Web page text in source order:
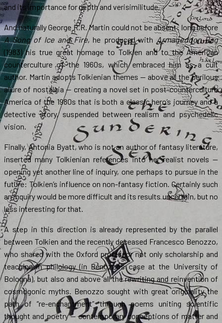
and its importance for depth and verisimilitude.
And naturally George R.R. Martin could not be absent: long before
A Song of Ice and Fire, he produced with Armageddon Rag
(1983) his true great homage to Tolkien and to the American
counterculture of the 1960s, which embraced him as a cult
author. Martin adopts Tolkienian themes — above all the perilous
allure of nostalgia — creating a novel set in post-counterculture
America of the 1980s that is both a classic hero’s journey and a
detective story, suspended between realism and psychedelic
vision.
Finally, Antonia Byatt, who is not an author of fantasy literature,
inserted many Tolkienian references into her realist novels —
opening yet another line of inquiry, one perhaps to pursue in the
future: Tolkien’s influence on non-fantasy fiction. Certainly such
an inquiry would be more difficult and its results uncertain, but no
less interesting for that.
A step in this direction is already represented by the parallel
between Tolkien and the recently deceased Francesco Benozzo,
who shared with the Oxford professor not only scholarship and
teaching in philology (in Benozzo’s case at the University of
Bologna), but also and above all the rewriting and reinvention of
cosmogonic myths. Benozzo sought with great originality the
path of “re-enchantment” through poems uniting scientific
thought and poetry — contemporary conceptions of matter and